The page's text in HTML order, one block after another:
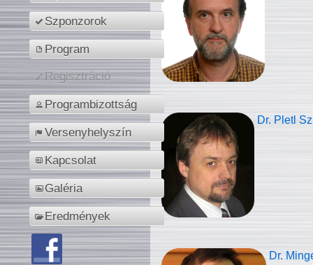
Szponzorok
Program
Regisztráció
Programbizottság
Versenyhelyszín
Kapcsolat
Galéria
Eredmények
Dr. Pletl
Dr.